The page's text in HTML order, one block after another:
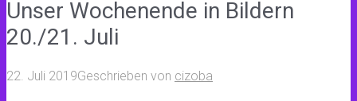
Unser Wochenende in Bildern
20./21. Juli
22. Juli 2019Geschrieben von cizoba